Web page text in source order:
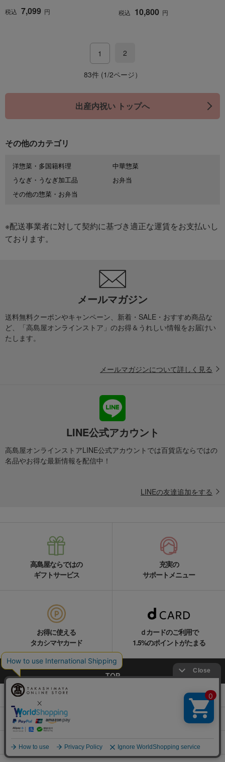
税込 7,099 円 税込 10,800 円
1 2
83件 (1/2ページ）
出産内祝い トップへ
その他のカテゴリ
洋惣菜・多国籍料理
中華惣菜
うなぎ・うなぎ加工品
お弁当
その他の惣菜・お弁当
※配送事業者に対して契約に基づき適正な運賃をお支払いし
ております。
メールマガジン
送料無料クーポンやキャンペーン、新着・SALE・おすすめ商品な
ど、「高島屋オンラインストア」のお得＆うれしい情報をお届けい
たします。
メールマガジンについて詳しく見る
LINE公式アカウント
高島屋オンラインストアLINE公式アカウントでは百貨店ならではの
名品やお得な最新情報を配信中！
LINEの友達追加をする
高島屋ならではの
ギフトサービス
充実の
サポートメニュー
お得に使える
タカシマヤカード
ｄカードのご利用で
1.5%のポイントがたまる
TOP
商品を探す
カテゴリ
催事・イベント